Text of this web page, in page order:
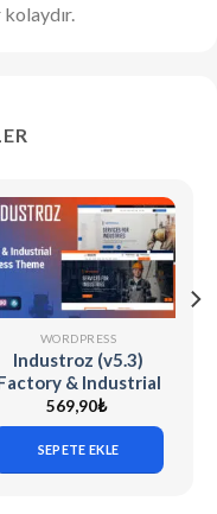
WORDPRESS
Industroz (v5.3)
& Industrial
WordPress Theme
569,90₺
SEPETE EKLE